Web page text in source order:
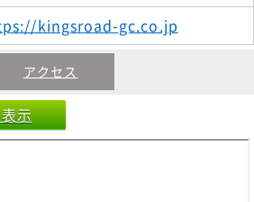
kingsroad-gc.co.jp
アクセス
示